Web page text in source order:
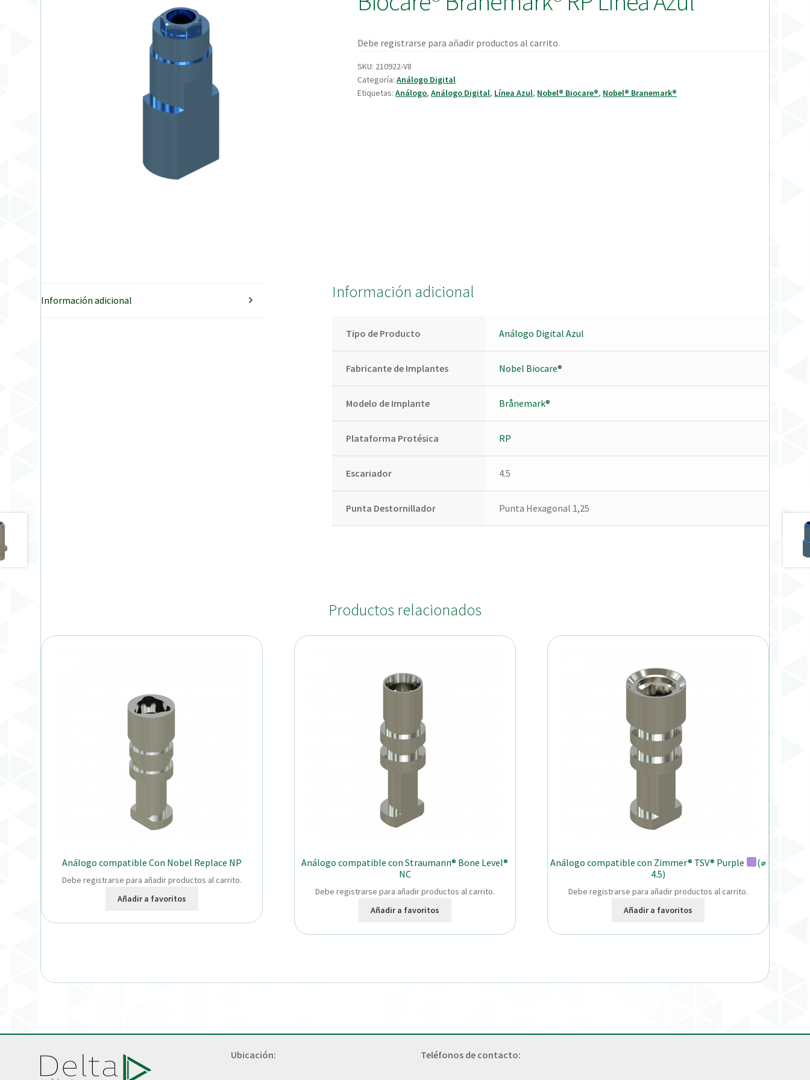
Debe registrarse para añadir productos al carrito.
SKU: 210922-V8
Categoría:Análogo Digital
Etiquetas:Análogo,Análogo Digital, Línea Azul, Nobel® Biocare®, Nobel® Branemark®
Información adicional Información adicional
Tipo de Producto Análogo Digital Azul
Fabricante de Implantes Nobel Biocare®
Modelo de Implante Brånemark®
Plataforma Protésica RP
Escariador 4.5
Punta Destornillador Punta Hexagonal 1,25
Productos relacionados
Análogo compatible Con Nobel Replace NP
Debe registrarse para añadir productos al carrito.
Añadir a favoritos
Análogo compatible con Straumann® Bone Level®
NC
Debe registrarse para añadir productos al carrito.
Añadir a favoritos
Análogo compatible con Zimmer® TSV® Purple
(⌀
4.5)
Debe registrarse para añadir productos al carrito.
Añadir a favoritos
Ubicación: Teléfonos de contacto: